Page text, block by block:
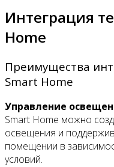
Интеграция
Home
Преимущества
Smart Home
Управление
Smart Home можно
освещения и
помещении в
условий.